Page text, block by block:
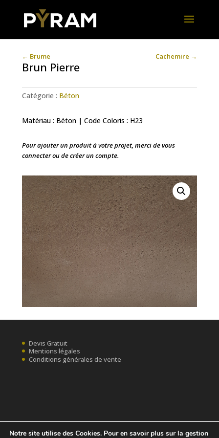
← Brume Cachemire →
Brun Pierre
Catégorie : Béton
Matériau : Béton | Code Coloris : H23
Pour ajouter un produit à votre projet, merci de vous
connecter ou de créer un compte.
Devis Gratuit
Mentions légales
Conditions générales de vente
Notre site utilise des Cookies. Pour en savoir plus sur la gestion